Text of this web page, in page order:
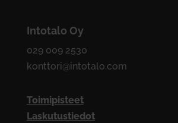
Intotalo Oy
029 009 2530
konttori@intotalo.com
Toimipisteet
Laskutustiedot